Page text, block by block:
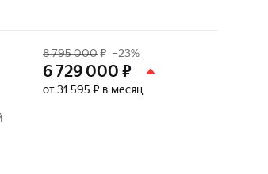
8 795 000₽ –23%
6 729 000 ₽
от 31 595 ₽ в месяц